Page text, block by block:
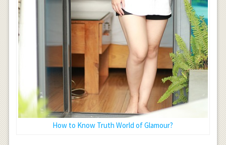
How to Know Truth World of Glamour?